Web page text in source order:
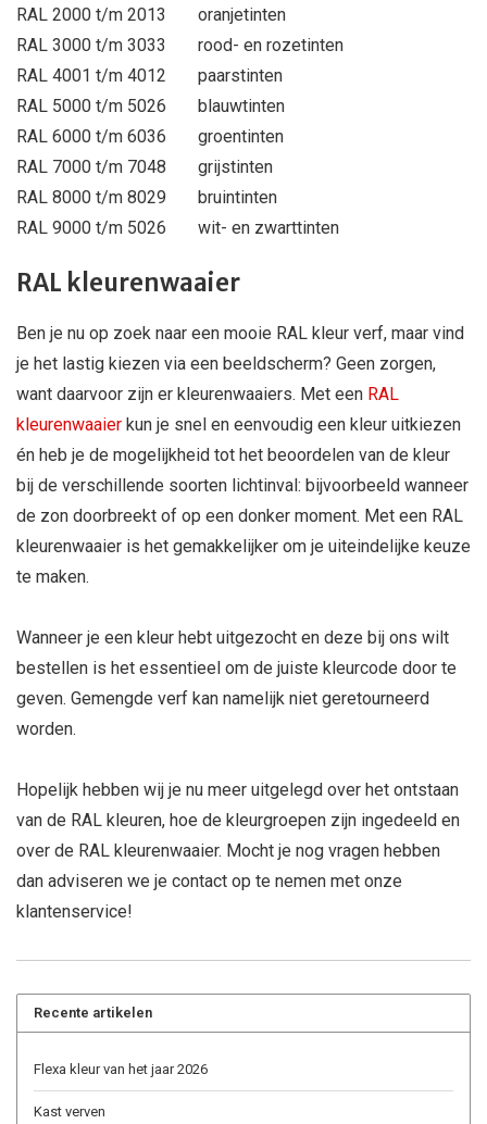
RAL 2000 t/m 2013
oranjetinten
RAL 3000 t/m 3033
rood- en rozetinten
RAL 4001 t/m 4012
paarstinten
RAL 5000 t/m 5026
blauwtinten
RAL 6000 t/m 6036
groentinten
RAL 7000 t/m 7048
grijstinten
RAL 8000 t/m 8029
bruintinten
RAL 9000 t/m 5026
wit- en zwarttinten
RAL kleurenwaaier
Ben je nu op zoek naar een mooie RAL kleur verf, maar vind
je het lastig kiezen via een beeldscherm? Geen zorgen,
want daarvoor zijn er kleurenwaaiers. Met een RAL
kleurenwaaier kun je snel en eenvoudig een kleur uitkiezen
én heb je de mogelijkheid tot het beoordelen van de kleur
bij de verschillende soorten lichtinval: bijvoorbeeld wanneer
de zon doorbreekt of op een donker moment. Met een RAL
kleurenwaaier is het gemakkelijker om je uiteindelijke keuze
te maken.
Wanneer je een kleur hebt uitgezocht en deze bij ons wilt
bestellen is het essentieel om de juiste kleurcode door te
geven. Gemengde verf kan namelijk niet geretourneerd
worden.
Hopelijk hebben wij je nu meer uitgelegd over het ontstaan
van de RAL kleuren, hoe de kleurgroepen zijn ingedeeld en
over de RAL kleurenwaaier. Mocht je nog vragen hebben
dan adviseren we je contact op te nemen met onze
klantenservice!
Recente artikelen
Flexa kleur van het jaar 2026
Kast verven